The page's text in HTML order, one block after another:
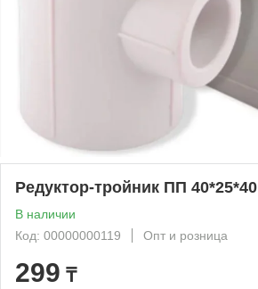
Редуктор-тройник ПП 40*25*40
В наличии
Код: 00000000119
Опт и розница
299 ₸